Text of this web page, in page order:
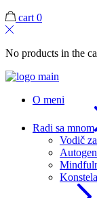
cart 0
No products in the
O meni
Radi sa mnom
Vodič